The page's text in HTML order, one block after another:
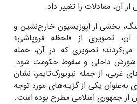
آن، معادلات را تغییر داد.
بخشی از اپوزیسیون خارج‌نشین و
آن، تصویری از «لحظه فروپاشی»
می‌کردند؛ تصویری که در آن، حمله
شورش داخلی و سقوط حکومت شود.
غربی، از جمله نیویورک‌تایمز، نشان
به‌عنوان یکی از گزینه‌های مورد توجه
از جمهوری اسلامی مطرح بوده است.